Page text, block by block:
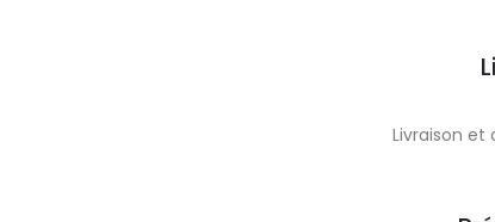
Livraison et